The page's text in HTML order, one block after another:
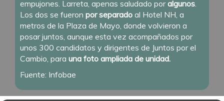
empujones. Larreta, apenas saludado poralgunos.
Los dos se fueron por separado al Hotel NH, a
metros de la Plaza de Mayo, donde volvieron a
posar juntos, aunque esta vez acompañados por
unos 300 candidatos y dirigentes de Juntos por el
Cambio, para una foto ampliada de unidad.
Fuente: Infobae